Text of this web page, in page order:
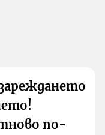
по-